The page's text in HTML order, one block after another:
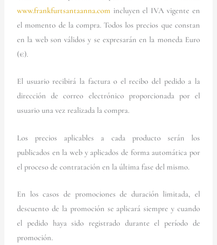
www.frankfurtsantaanna.com incluyen el IVA vigente en
el momento de la compra. Todos los precios que constan
en la web son válidos y se expresarán en la moneda Euro
(€).
El usuario recibirá la factura o el recibo del pedido a la
dirección de correo electrónico proporcionada por el
usuario una vez realizada la compra.
Los precios aplicables a cada producto serán los
publicados en la web y aplicados de forma automática por
el proceso de contratación en la última fase del mismo.
En los casos de promociones de duración limitada, el
descuento de la promoción se aplicará siempre y cuando
el pedido haya sido registrado durante el período de
promoción.